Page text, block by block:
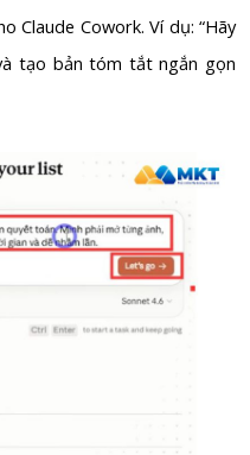
Claude Cowork. Ví dụ: “Hãy
tạo bản tóm tắt ngắn gọn